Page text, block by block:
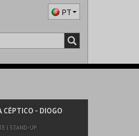
PT
CÉPTICO - DIOGO
| STAND-UP